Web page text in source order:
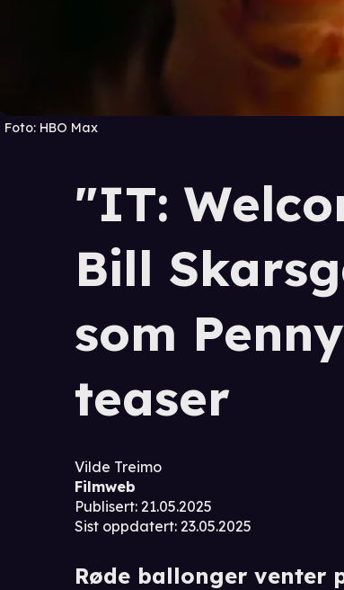
Foto: HBO Max
"IT:
Bill
som
teaser
Vilde Treimo
Filmweb
Publisert: 21.05.2025
Sist oppdatert: 23.05.2025
Røde ballonger venter